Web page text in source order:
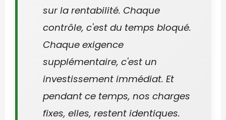
sur la rentabilité. Chaque
contrôle, c'est du temps bloqué.
Chaque exigence
supplémentaire, c'est un
investissement immédiat. Et
pendant ce temps, nos charges
fixes, elles, restent identiques.